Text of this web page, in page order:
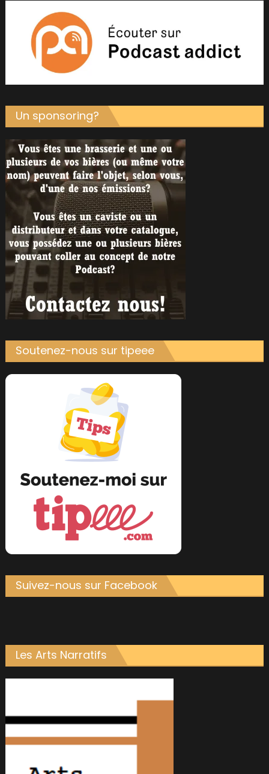
Un sponsoring?
Soutenez-nous sur tipeee
Suivez-nous sur Facebook
Les Arts Narratifs